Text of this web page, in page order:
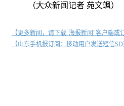
（大众新闻记者 苑文飒）
【更多新闻，请下载"海报新闻"客户端或
【山东手机报订阅：移动用户发送短信SD